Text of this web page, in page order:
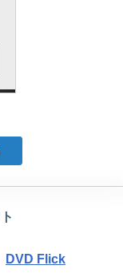
DVD Flick